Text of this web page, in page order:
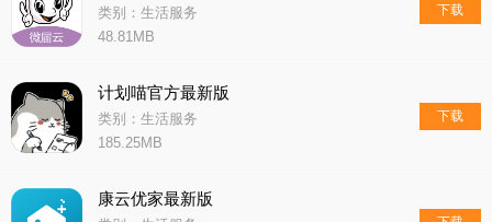
类别：生活服务
48.81MB
下载
计划喵官方最新版
类别：生活服务
185.25MB
下载
康云优家最新版